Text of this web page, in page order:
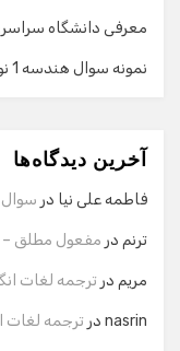
معرفی دانشگاه
نمونه سوال هندسه 1 نوبت اول دی 93
آخرین دیدگاه‌ها
فاطمه علی نیا در سوال
ترنم در مفعول مطلق –
مریم در ترجمه لغات
nasrin در ترجمه لغات
گفت‌وگو با
سلام! برای شروع
وارد کنید.